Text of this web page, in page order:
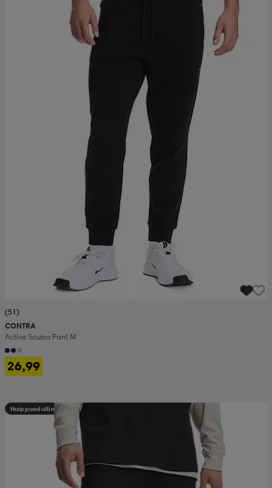
(51)
CONTRA
Active Scuba Pant M
26,99
Huippuedullinen